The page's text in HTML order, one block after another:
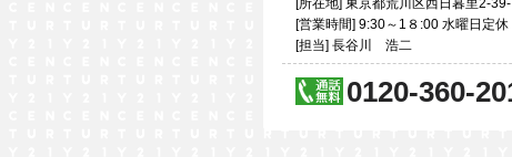
[所在地] 東京都荒川区西日暮里2-
[営業時間] 9:30～1８:00 水曜日定
[担当] 長谷川 浩二
0120-360-